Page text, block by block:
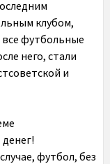
клубом,
все футбольные
него, стали
и
футбол, без